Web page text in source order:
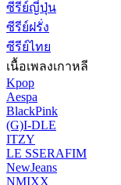
ซีรีย์ญี่ปุ่น
ซีรีย์ฝรั่ง
ซีรีย์ไทย
เนื้อเพลงเกาหลี
Kpop
Aespa
BlackPink
(G)I-DLE
ITZY
LE SSERAFIM
NewJeans
NMIXX